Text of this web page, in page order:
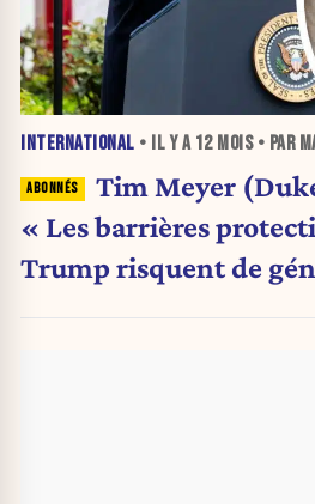
INTERNATIONAL • IL Y A 12 MOIS• PAR
Tim Meyer
« Les barrières
Trump risquent de